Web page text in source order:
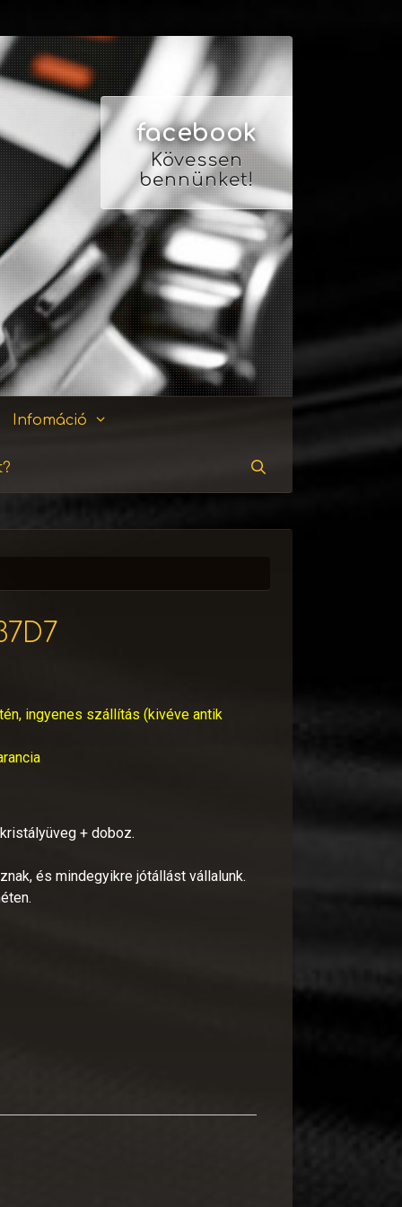
facebook
Kövessen
bennünket!
Infomáció
ingyenes szállítás (kivéve antik
+ doboz.
és mindegyikre jótállást vállalunk.